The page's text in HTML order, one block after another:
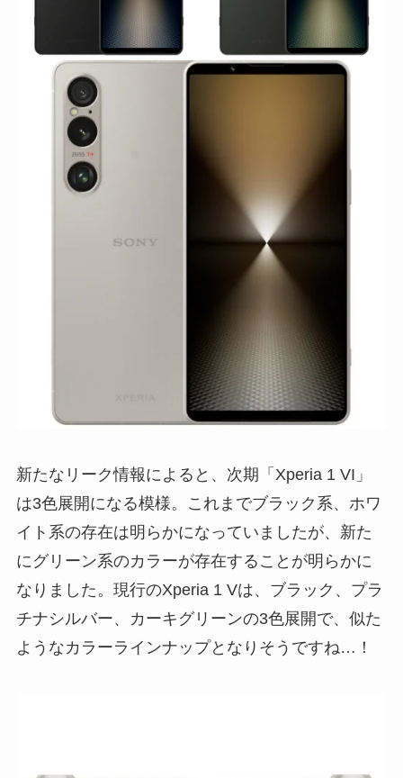
新たなリーク情報によると、次期「Xperia 1 VI」
は3色展開になる模様。これまでブラック系、ホワ
イト系の存在は明らかになっていましたが、新た
にグリーン系のカラーが存在することが明らかに
なりました。現行のXperia 1 Vは、ブラック、プラ
チナシルバー、カーキグリーンの3色展開で、似た
ようなカラーラインナップとなりそうですね…！